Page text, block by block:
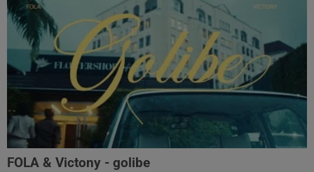
FOLA & Victony - golibe